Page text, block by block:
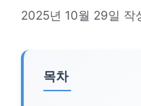
2025년 10월 29일 작
목차